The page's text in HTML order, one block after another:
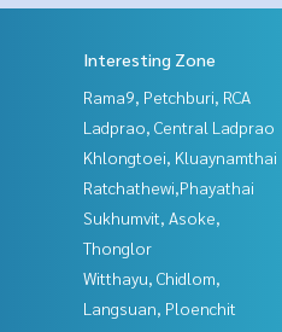
Interesting Zone
Rama9, Petchburi, RCA
Ladprao, Central Ladprao
Khlongtoei, Kluaynamthai
Ratchathewi,Phayathai
Sukhumvit, Asoke,
Thonglor
Witthayu, Chidlom,
Langsuan, Ploenchit